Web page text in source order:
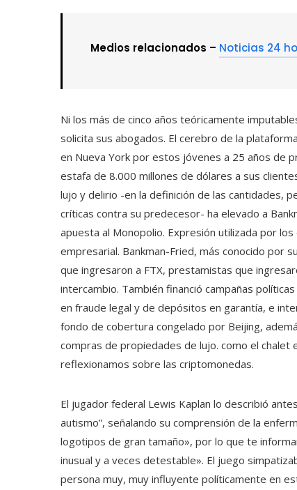
Medios relacionados – Noticias 24
Ni los más de cinco años teóricamente
solicita sus abogados. El cerebro de la
en Nueva York por estos jóvenes a 25 años de
estafa de 8.000 millones de dólares a sus
lujo y delirio -en la definición de las cantidades,
críticas contra su predecesor- ha elevado a
apuesta al Monopolio. Expresión utilizada por
empresarial. Bankman-Fried, más conocido por
que ingresaron a FTX, prestamistas que
intercambio. También financió campañas
en fraude legal y de depósitos en garantía, e
fondo de cobertura congelado por Beijing,
compras de propiedades de lujo. como el chalet
reflexionamos sobre las criptomonedas.
El jugador federal Lewis Kaplan lo describió
autismo”, señalando su comprensión de la
logotipos de gran tamaño», por lo que te
inusual y a veces detestable». El juego
persona muy, muy influyente políticamente en